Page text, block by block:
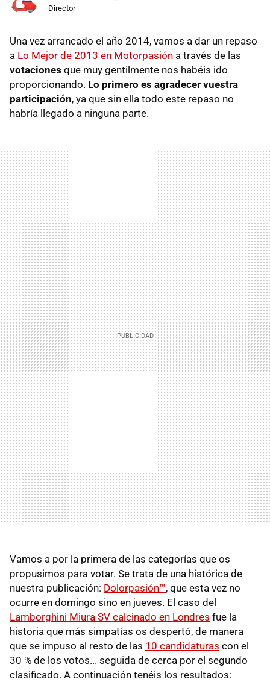
Director
Una vez arrancado el año 2014, vamos a dar un repaso
a Lo Mejor de 2013 en Motorpasión a través de las
votaciones que muy gentilmente nos habéis ido
proporcionando. Lo primero es agradecer vuestra
participación, ya que sin ella todo este repaso no
habría llegado a ninguna parte.
Vamos a por la primera de las categorías que os
propusimos para votar. Se trata de una histórica de
nuestra publicación: Dolorpasión™, que esta vez no
ocurre en domingo sino en jueves. El caso del
Lamborghini Miura SV calcinado en Londres fue la
historia que más simpatías os despertó, de manera
que se impuso al resto de las 10 candidaturas con el
30 % de los votos... seguida de cerca por el segundo
clasificado. A continuación tenéis los resultados: